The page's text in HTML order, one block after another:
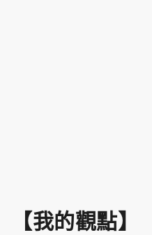
【我的觀點】